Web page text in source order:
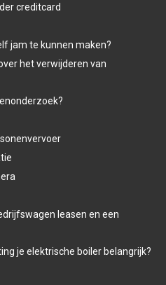
creditcard
jam te kunnen maken?
het verwijderen van
leasen en een
je elektrische boiler belangrijk?